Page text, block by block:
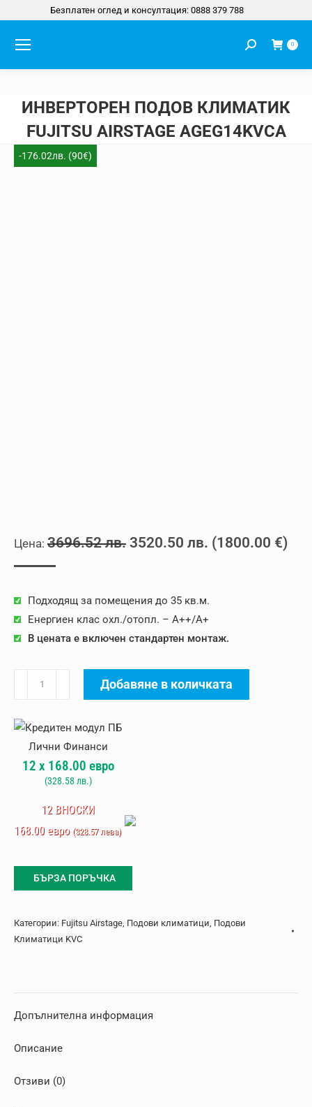
Безплатен оглед и консултация: 0888 379 788
Search: 0
ИНВЕРТОРЕН ПОДОВ КЛИМАТИК
FUJITSU AIRSTAGE AGEG14KVCA
-176.02лв. (90€)
3696.52лв. Original
3696.52 лв..
3520.50 лв. Текущата
3520.50 лв..
(1800.00 €)
Подходящ за помещения до 35 кв.м.
Енергиен клас охл./отопл. – A++/A+
В цената е включен стандартен монтаж.
за
подов
климатик
Fujitsu
Airstage
AGEG14KVCA
Добавяне в количката
12 x 168.00 евро
(328.58 лв.)
12 ВНОСКИ
168.00 евро (328.57 лева)
БЪРЗА ПОРЪЧКА
Категории: Fujitsu Airstage, Подови климатици, Подови
Климатици KVC
Допълнителна информация
Описание
Отзиви (0)